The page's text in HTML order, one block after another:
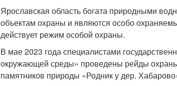
Ярославская область богата природными
объектам охраны и являются особо
действует режим особой охраны.
В мае 2023 года специалистами
окружающей среды» проведены рейды
памятников природы «Родник у дер.